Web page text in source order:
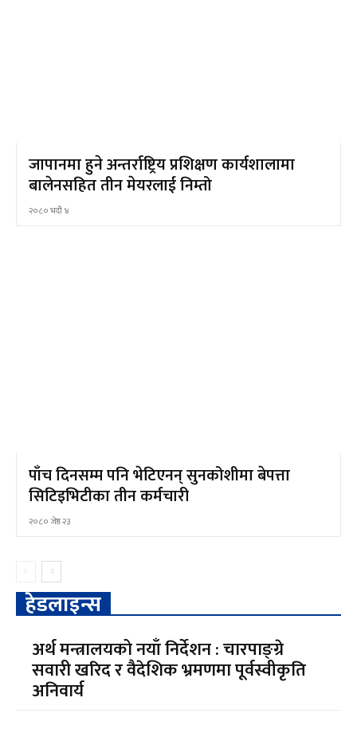
जापानमा हुने अन्तर्राष्ट्रिय प्रशिक्षण कार्यशालामा
बालेनसहित तीन मेयरलाई निम्तो
२०८० भदौ ४
पाँच दिनसम्म पनि भेटिएनन् सुनकोशीमा बेपत्ता
सिटिइभिटीका तीन कर्मचारी
२०८० जेष्ठ २३
हेडलाइन्स
अर्थ मन्त्रालयको नयाँ निर्देशन : चारपाङ्ग्रे
सवारी खरिद र वैदेशिक भ्रमणमा पूर्वस्वीकृति
अनिवार्य